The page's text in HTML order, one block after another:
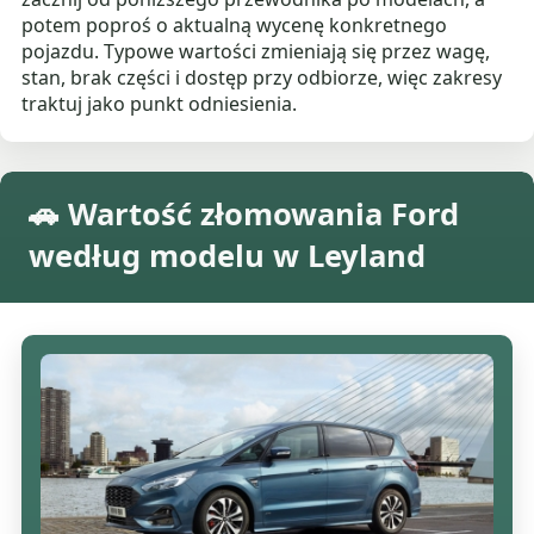
potem poproś o aktualną wycenę konkretnego
pojazdu. Typowe wartości zmieniają się przez wagę,
stan, brak części i dostęp przy odbiorze, więc zakresy
traktuj jako punkt odniesienia.
🚗 Wartość złomowania Ford
według modelu w Leyland